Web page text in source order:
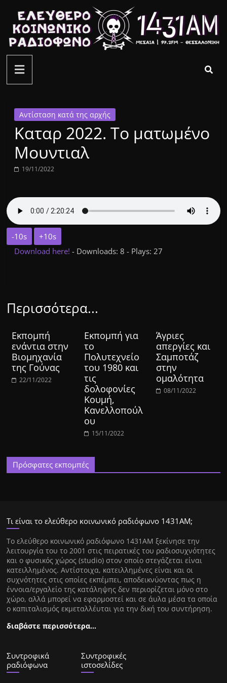
περιεχόμενο
ελεύθερο
κοινωνικό
ραδιόφωνο
1431AM
Αντίσταση κατά της αρχής
Καταρ 2022. Το ματωμένο
Μουντιαλ
19/11/2022
-10s
+10s
Download here!- Downloads: 8 - Plays: 27
Περισσότερα...
Εκπομπή
ενάντια στην
Βιομηχανία
της Γούνας
22/11/2022
Εκπομπή για
το
Πολυτεχνείο
του 1980 και
τις
δολοφονίες
Κουμή,
Κανελλοπούλ
ου
15/11/2022
Άγριες
απεργίες και
Σαμποτάζ
στην
ομαλότητα
08/11/2022
Πρόσφατες εκπομπές
Τι είναι το ελεύθερο κοινωνικό ραδιόφωνο 1431ΑΜ;
Tο ελεύθερο κοινωνικό ραδιόφωνο 1431AM ξεκίνησε την
λειτουργία του το 2001 στις πειρατικές του ραδιοσυχνότητες
και ο φυσικός χώρος (studio) στον οποίο στεγάζεται είναι
κατειλλημένος. Αντίστοιχα, κατειλλημένες είναι και οι
συχνότητες στις οποίες εκπέμπει, αποδεικνύοντας πως η
έννοια/εργαλείο της κατάληψης δεν περιορίζεται μόνο στο
χώρο, αλλά μπορεί να εφαρμοστεί και σε άυλα μέσα τα οποία
ο καπιταλισμός εκμεταλλέυται για την δική του συντήρηση.
διαβάστε περισσότερα…
Συντροφικά
ραδιόφωνα
Συντροφικές
ιστοσελίδες